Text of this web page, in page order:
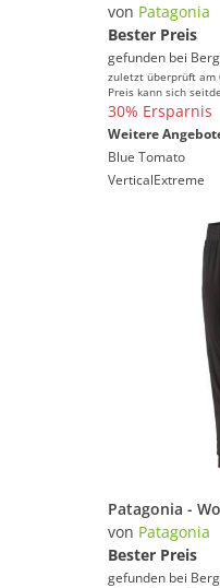
von Patagonia
Bester Preis
gefunden bei
zuletzt überprüft am
Preis kann sich
30% Ersparnis
Weitere
Blue Tomato
VerticalExtreme
von Patagonia
Bester Preis
gefunden bei